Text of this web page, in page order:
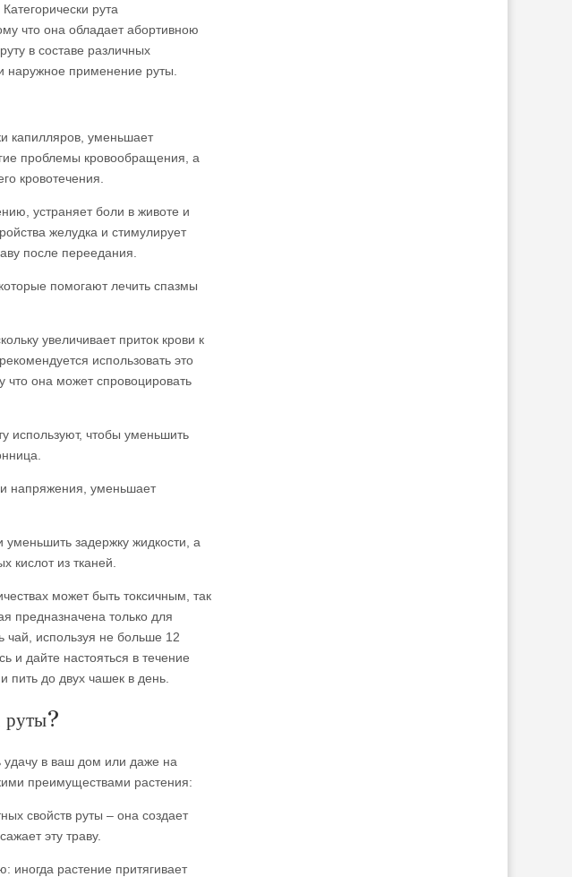
рута
что она обладает абортивною
в составе различных
наружное применение руты.
капилляров, уменьшает
проблемы кровообращения, а
кровотечения.
устраняет боли в животе и
желудка и стимулирует
после переедания.
помогают лечить спазмы
увеличивает приток крови к
использовать это
что она может спровоцировать
используют, чтобы уменьшить
напряжения, уменьшает
уменьшить задержку жидкости, а
кислот из тканей.
может быть токсичным, так
предназначена только для
чай, используя не больше 12
и дайте настояться в течение
пить до двух чашек в день.
руты?
удачу в ваш дом или даже на
преимуществами растения:
свойств руты – она создает
эту траву.
иногда растение притягивает